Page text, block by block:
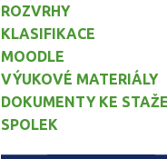
ROZVRHY
KLASIFIKACE
MOODLE
VÝUKOVÉ MATERIÁLY
DOKUMENTY KE
SPOLEK